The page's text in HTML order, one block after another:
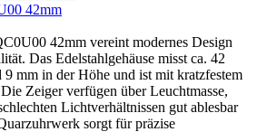
42mm
42mm vereint modernes Design
Das Edelstahlgehäuse misst ca. 42
9 mm in der Höhe und ist mit kratzfestem
Zeiger verfügen über Leuchtmasse,
Lichtverhältnissen gut ablesbar
sorgt für präzise